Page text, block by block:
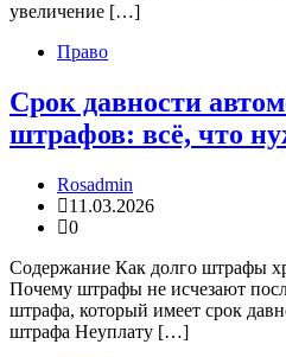
увеличение […]
Право
Срок давности
штрафов: всё, что
Rosadmin
11.03.2026
0
Содержание Как долго штрафы
Почему штрафы не исчезают
штрафа, который имеет срок
штрафа Неуплату […]